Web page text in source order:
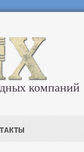
компаний